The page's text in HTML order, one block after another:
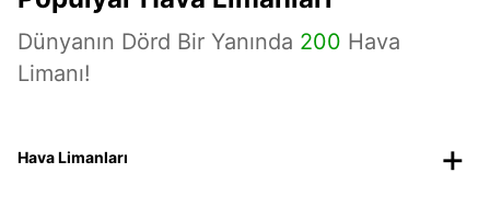
Dünyanın Dörd Bir Yanında 200 Hava
Limanı!
Hava Limanları